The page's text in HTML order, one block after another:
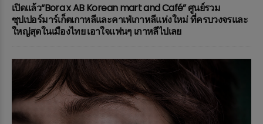
เปิดแล้ว“Bora x AB Korean mart and Café” ศูนย์รวม
ซุปเปอร์มาร์เก็ตเกาหลีและคาเฟ่เกาหลีแห่งใหม่ ที่ครบวงจรและ
ใหญ่สุดในเมืองไทย เอาใจแฟนๆ เกาหลีไปเลย